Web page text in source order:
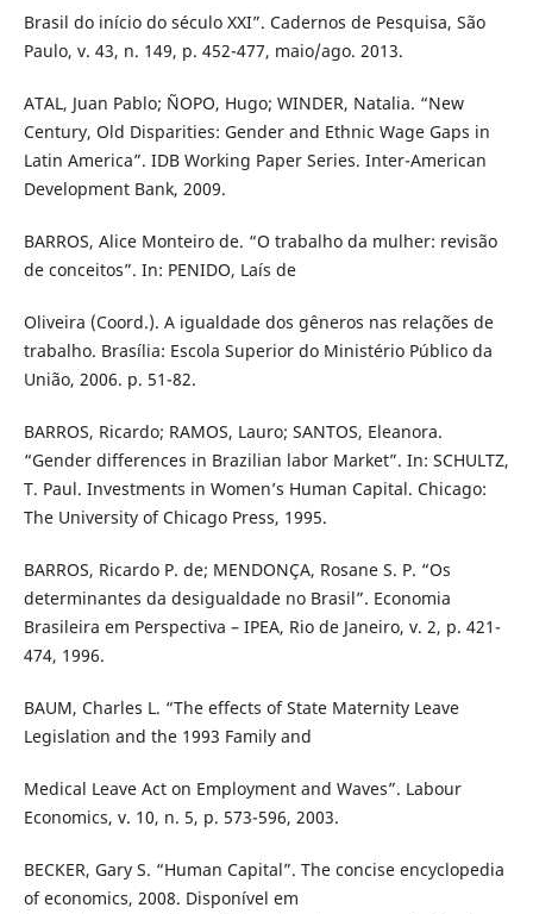
Brasil do início do século XXI”. Cadernos de Pesquisa, São
Paulo, v. 43, n. 149, p. 452-477, maio/ago. 2013.
ATAL, Juan Pablo; ÑOPO, Hugo; WINDER, Natalia. “New
Century, Old Disparities: Gender and Ethnic Wage Gaps in
Latin America”. IDB Working Paper Series. Inter-American
Development Bank, 2009.
BARROS, Alice Monteiro de. “O trabalho da mulher: revisão
de conceitos”. In: PENIDO, Laís de
Oliveira (Coord.). A igualdade dos gêneros nas relações de
trabalho. Brasília: Escola Superior do Ministério Público da
União, 2006. p. 51-82.
BARROS, Ricardo; RAMOS, Lauro; SANTOS, Eleanora.
“Gender differences in Brazilian labor Market”. In: SCHULTZ,
T. Paul. Investments in Women’s Human Capital. Chicago:
The University of Chicago Press, 1995.
BARROS, Ricardo P. de; MENDONÇA, Rosane S. P. “Os
determinantes da desigualdade no Brasil”. Economia
Brasileira em Perspectiva – IPEA, Rio de Janeiro, v. 2, p. 421-
474, 1996.
BAUM, Charles L. “The effects of State Maternity Leave
Legislation and the 1993 Family and
Medical Leave Act on Employment and Waves”. Labour
Economics, v. 10, n. 5, p. 573-596, 2003.
BECKER, Gary S. “Human Capital”. The concise encyclopedia
of economics, 2008. Disponível em